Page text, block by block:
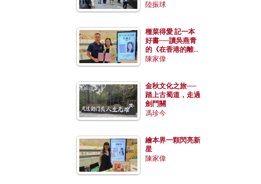
陸振球
種菜得愛 記一本
好書──讀吳燕青
的《在香港的離島
種菜》
陳家偉
金秋文化之旅──
踏上古蜀道，走過
劍門關
馮珍今
繪本界一顆閃亮新
星
陳家偉